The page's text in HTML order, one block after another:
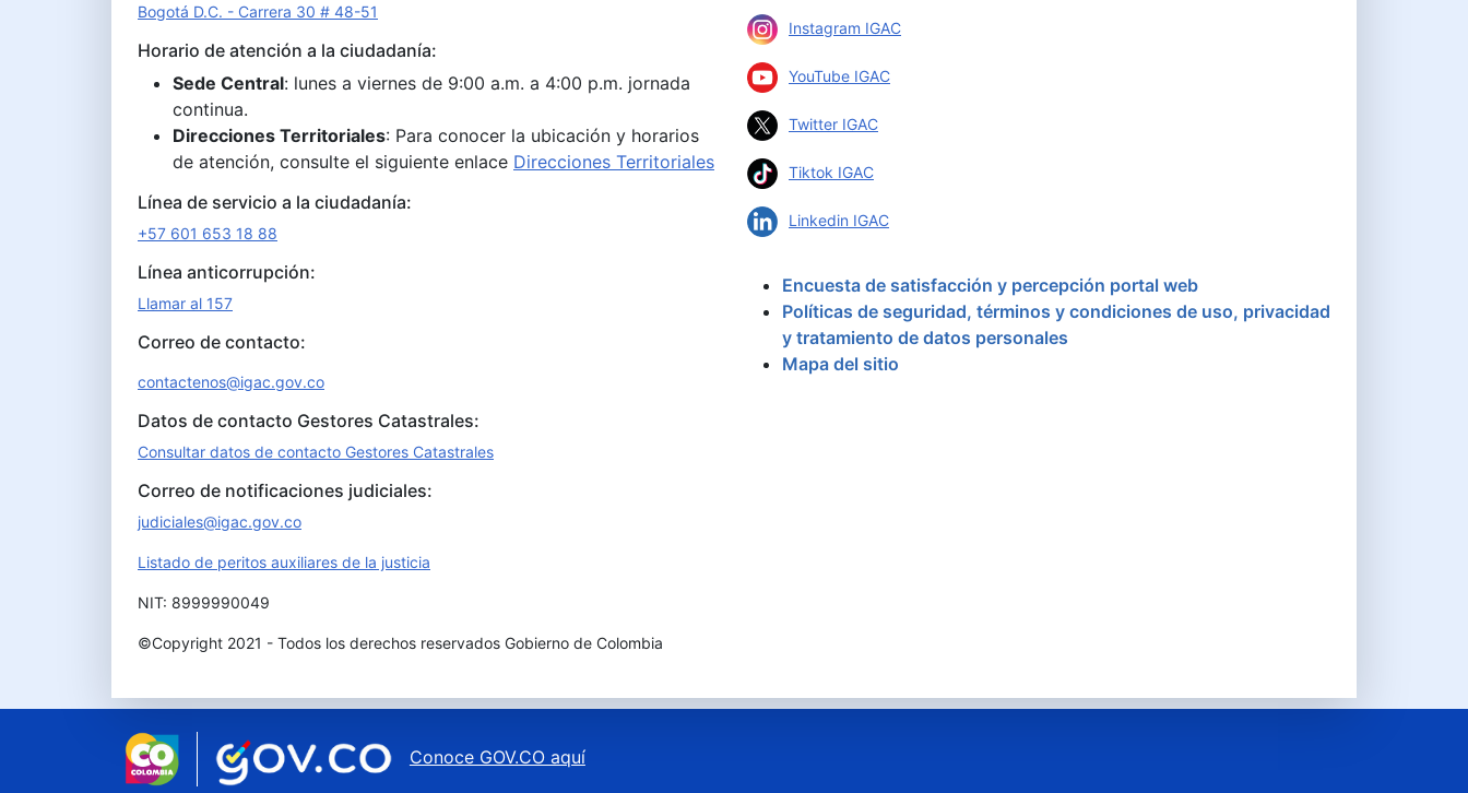
Bogotá D.C. - Carrera 30 # 48-51
Horario de atención a la ciudadanía:
Sede Central: lunes a viernes de 9:00 a.m. a 4:00 p.m. jornada
continua.
Direcciones Territoriales: Para conocer la ubicación y horarios
de atención, consulte el siguiente enlace Direcciones Territoriales
Línea de servicio a la ciudadanía:
+57 601 653 18 88
Línea anticorrupción:
Llamar al 157
Correo de contacto:
contactenos@igac.gov.co
Datos de contacto Gestores Catastrales:
Consultar datos de contacto Gestores Catastrales
Correo de notificaciones judiciales:
judiciales@igac.gov.co
Listado de peritos auxiliares de la justicia
NIT: 8999990049
©Copyright 2021 - Todos los derechos reservados Gobierno de Colombia
Instagram IGAC
YouTube IGAC
Twitter IGAC
Tiktok IGAC
Linkedin IGAC
Encuesta de satisfacción y percepción portal web
Políticas de seguridad, términos y condiciones de uso, privacidad
y tratamiento de datos personales
Mapa del sitio
Conoce GOV.CO aquí